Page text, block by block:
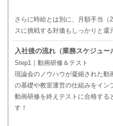
さらに時給とは別に、月額手当（
スに挑戦する対価もしっかりと還
入社後の流れ（業務スケジュー
Step1｜動画研修＆テスト
現論会のノウハウが凝縮された動
の基礎や教室運営の仕組みをイン
動画研修を終えテストに合格する
す！